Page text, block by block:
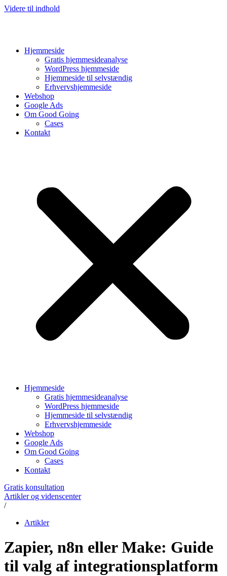
Videre til indhold
Hjemmeside
Gratis hjemmesideanalyse
WordPress hjemmeside
Hjemmeside til selvstændig
Erhvervshjemmeside
Webshop
Google Ads
Om Good Going
Cases
Kontakt
Hjemmeside
Gratis hjemmesideanalyse
WordPress hjemmeside
Hjemmeside til selvstændig
Erhvervshjemmeside
Webshop
Google Ads
Om Good Going
Cases
Kontakt
Gratis konsultation
Artikler og videnscenter
/
Artikler
Zapier, n8n eller Make: Guide
til valg af integrationsplatform